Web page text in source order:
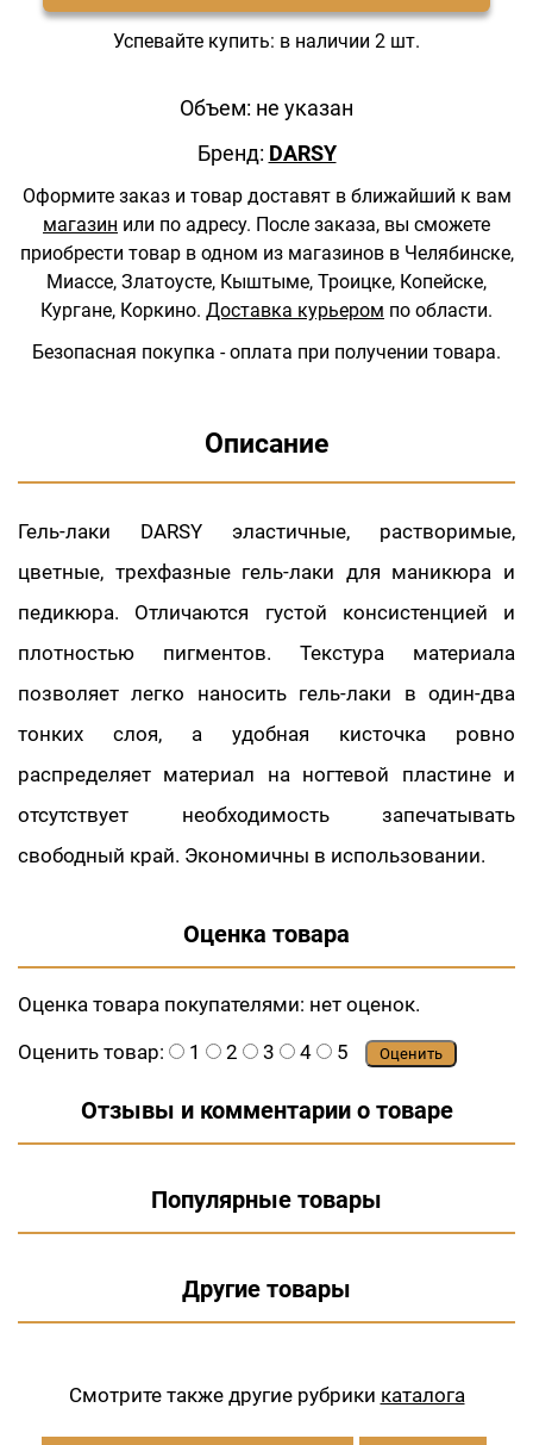
Успевайте купить: в наличии 2 шт.
Объем: не указан
Бренд: DARSY
Оформите заказ и товар доставят в ближайший к вам
магазин или по адресу. После заказа, вы сможете
приобрести товар в одном из магазинов в Челябинске,
Миассе, Златоусте, Кыштыме, Троицке, Копейске,
Кургане, Коркино. Доставка курьером по области.
Безопасная покупка - оплата при получении товара.
Описание
Гель-лаки DARSY эластичные, растворимые,
цветные, трехфазные гель-лаки для маникюра и
педикюра. Отличаются густой консистенцией и
плотностью пигментов. Текстура материала
позволяет легко наносить гель-лаки в один-два
тонких слоя, а удобная кисточка ровно
распределяет материал на ногтевой пластине и
отсутствует необходимость запечатывать
свободный край. Экономичны в использовании.
Оценка товара
Оценка товара покупателями: нет оценок.
Оценить товар:
1 2 3 4 5 Оценить
Отзывы и комментарии о товаре
Популярные товары
Другие товары
Смотрите также другие рубрики каталога